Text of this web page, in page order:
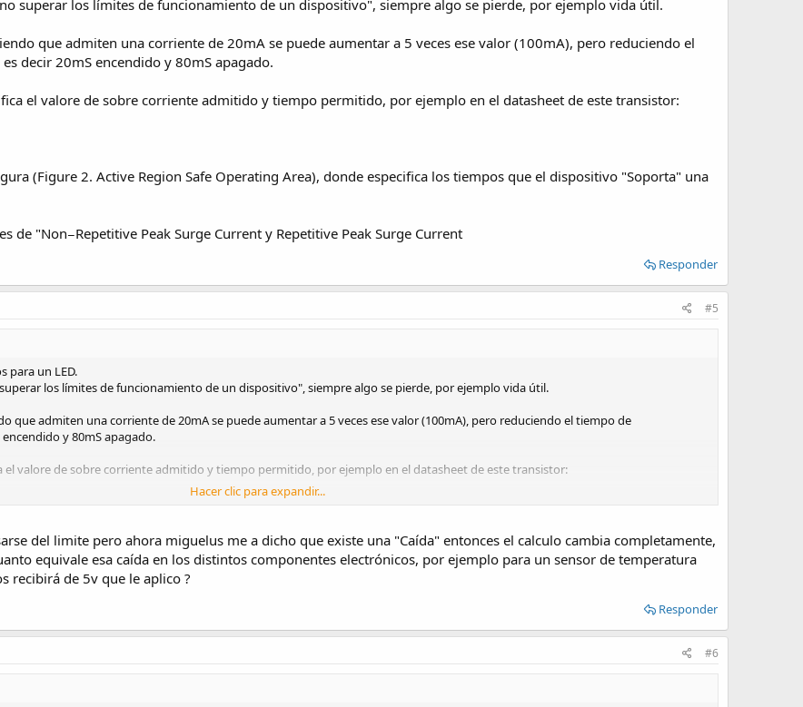
superar los límites de funcionamiento de un dispositivo", siempre algo se pierde, por ejemplo vida útil.
que admiten una corriente de 20mA se puede aumentar a 5 veces ese valor (100mA), pero reduciendo el
decir 20mS encendido y 80mS apagado.
el valore de sobre corriente admitido y tiempo permitido, por ejemplo en el datasheet de este transistor:
(Figure 2. Active Region Safe Operating Area), donde especifica los tiempos que el dispositivo "Soporta" una
de "Non−Repetitive Peak Surge Current y Repetitive Peak Surge Current
Responder
#5
para un LED.
los límites de funcionamiento de un dispositivo", siempre algo se pierde, por ejemplo vida útil.
que admiten una corriente de 20mA se puede aumentar a 5 veces ese valor (100mA), pero reduciendo el tiempo de
y 80mS apagado.
el valore de sobre corriente admitido y tiempo permitido, por ejemplo en el datasheet de este transistor:
(Figure 2. Active Region Safe Operating Area), donde especifica los tiempos que el dispositivo "Soporta" una carga superior a la
"Non−Repetitive Peak Surge Current y Repetitive Peak Surge Current
Hacer clic para expandir...
del limite pero ahora miguelus me a dicho que existe una "Caída" entonces el calculo cambia completamente,
equivale esa caída en los distintos componentes electrónicos, por ejemplo para un sensor de temperatura
recibirá de 5v que le aplico ?
Responder
#6